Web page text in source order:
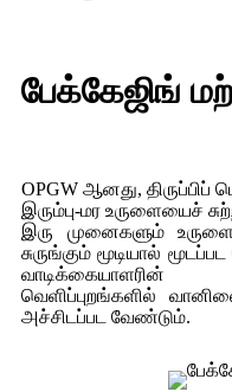
பேக்கேஜிங்
OPGW ஆனது, திருப்பிப்
இரும்பு-மர உருளையைச்
இரு முனைகளும்
சுருங்கும் மூடியால்
வாடிக்கையாளரின்
வெளிப்புறங்களில்
அச்சிடப்பட வேண்டும்.